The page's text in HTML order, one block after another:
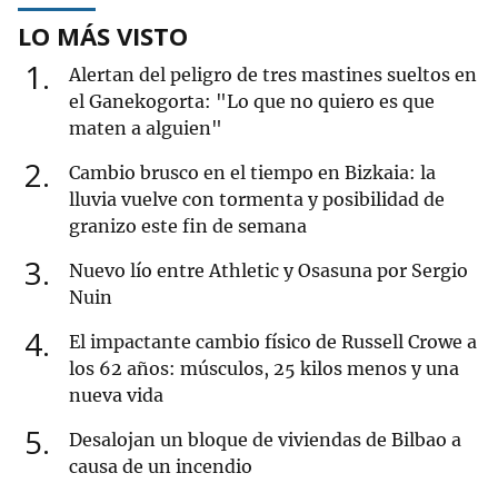
LO MÁS VISTO
1
Alertan del peligro de tres mastines sueltos en
el Ganekogorta: "Lo que no quiero es que
maten a alguien"
2
Cambio brusco en el tiempo en Bizkaia: la
lluvia vuelve con tormenta y posibilidad de
granizo este fin de semana
3
Nuevo lío entre Athletic y Osasuna por Sergio
Nuin
4
El impactante cambio físico de Russell Crowe a
los 62 años: músculos, 25 kilos menos y una
nueva vida
5
Desalojan un bloque de viviendas de Bilbao a
causa de un incendio